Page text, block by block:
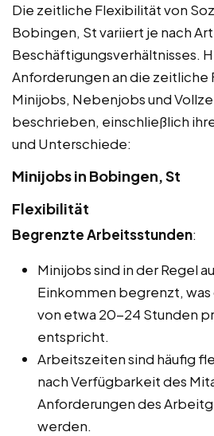
Die zeitliche Flexibilität von
Bobingen, St variiert je nach
Beschäftigungsverhältnisses.
Anforderungen an die zeitliche
Minijobs, Nebenjobs und
beschrieben, einschließlich
und Unterschiede:
Minijobs in Bobingen, St
Flexibilität
Begrenzte Arbeitsstunden:
Minijobs sind in der Regel
Einkommen begrenzt,
von etwa 20-24 Stunden
entspricht.
Arbeitszeiten sind häufig
nach Verfügbarkeit des
Anforderungen des
werden.